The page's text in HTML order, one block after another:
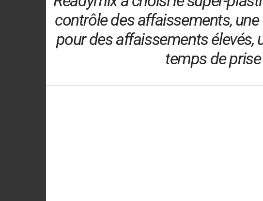
contrôle des affaissements,
pour des affaissements élevés,
temps de